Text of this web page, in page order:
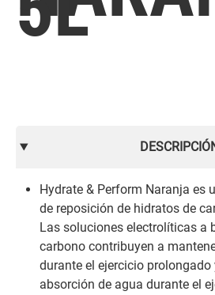
Hydrate & Perform Naranja es
de reposición de hidratos de
Las soluciones electrolíticas a
carbono contribuyen a
durante el ejercicio prolongado
absorción de agua durante el